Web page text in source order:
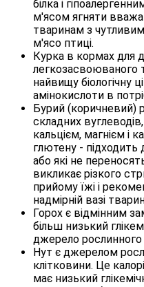
білка і
м'ясом ягняти
тваринам з
м'ясо птиці.
Курка в кормах для
легкозасвоюваного
найвищу біологічну
амінокислоти в
Бурий (коричневий)
складних
кальцієм, магнієм і
глютену - підходить
або які не
викликає різкого
прийому їжі і
надмірній вазі
Горох є відмінним
більш низький
джерело рослинного
Нут є джерелом
клітковини. Це
має низький